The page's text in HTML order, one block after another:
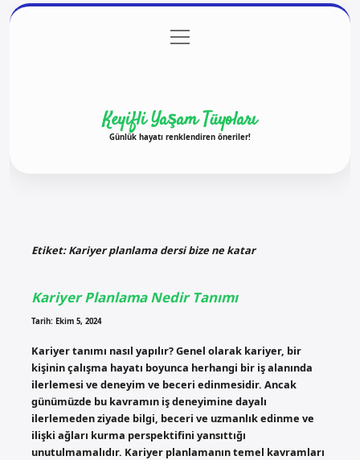
Gizlilik Politikası
menüyü
aç
Keyifli Yaşam Tüyoları
Günlük hayatı renklendiren öneriler!
Etiket:Kariyer planlama dersi bize ne katar
Kariyer Planlama Nedir Tanımı
Tarih: Ekim 5, 2024
Kariyer tanımı nasıl yapılır? Genel olarak kariyer, bir
kişinin çalışma hayatı boyunca herhangi bir iş alanında
ilerlemesi ve deneyim ve beceri edinmesidir. Ancak
günümüzde bu kavramın iş deneyimine dayalı
ilerlemeden ziyade bilgi, beceri ve uzmanlık edinme ve
ilişki ağları kurma perspektifini yansıttığı
unutulmamalıdır. Kariyer planlamanın temel kavramları